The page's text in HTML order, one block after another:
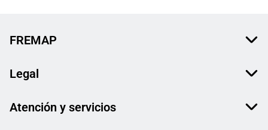
FREMAP
Legal
Atención y servicios